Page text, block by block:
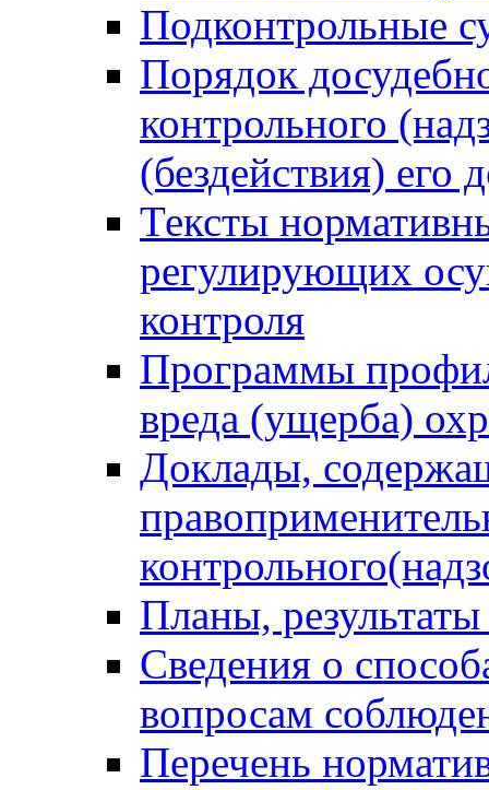
Подконтрольные
Порядок
контрольного
(бездействия)
Тексты
регулирующих
контроля
Программы
вреда (ущерба)
Доклады,
Планы,
Сведения о
вопросам
Перечень